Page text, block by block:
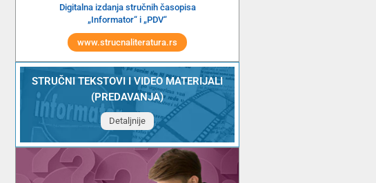
Digitalna izdanja stručnih časopisa
„Informator“ i „PDV“
www.strucnaliteratura.rs
STRUČNI TEKSTOVI I VIDEO MATERIJALI
(PREDAVANJA)
Detaljnije